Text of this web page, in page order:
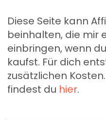
Diese Seite kann
beinhalten, die mir
einbringen, wenn
kaufst. Für dich
zusätzlichen
findest du hier.